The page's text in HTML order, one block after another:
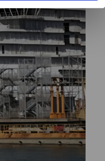
Nesprávně navržený lodní
při němž se tvoří malé
Když prasknou, vysílají
hlavní příčinou nepříjemných
lodní šrouby.
byla pověřena nizozemská
bronzové taveniny. Jakmile
to tři týdny, nežli zchladne.
docílili dokonalého tvaru.
bezpečnost. Jedním z
jakou byl i v roce 1990
Star, při němž zahynulo 159
Explorer musí splňovat nový
název Safe Return to Port,
je rozdělena na tzv.
Propukne-li požár,
a protipožární systém by